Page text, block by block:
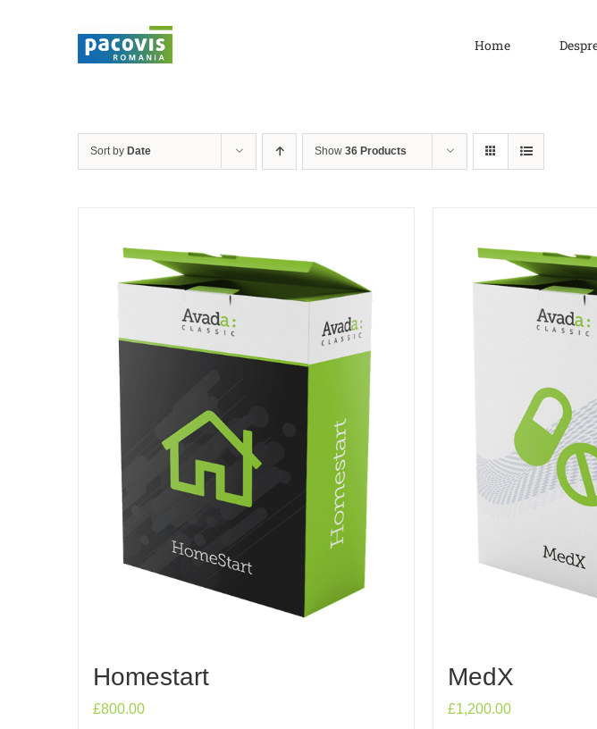
Home
Sort by Date Show 36 Products
Homestart
£800.00
MedX
£1,200.00